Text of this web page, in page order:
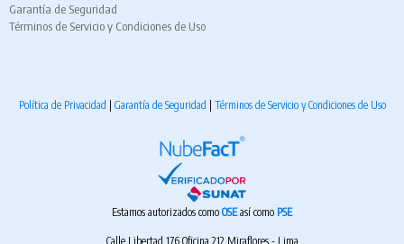
Garantía de Seguridad
Términos de Servicio y Condiciones de Uso
Política de Privacidad Garantía de Seguridad Términos de Servicio y Condiciones de Uso
Estamos autorizados como OSEasí como PSE
Calle Libertad 176 Oficina 212 Miraflores - Lima